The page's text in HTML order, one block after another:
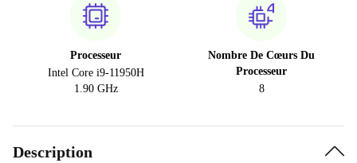
Processeur
Intel Core i9-11950H
1.90 GHz
Nombre De Cœurs Du
Processeur
8
Description